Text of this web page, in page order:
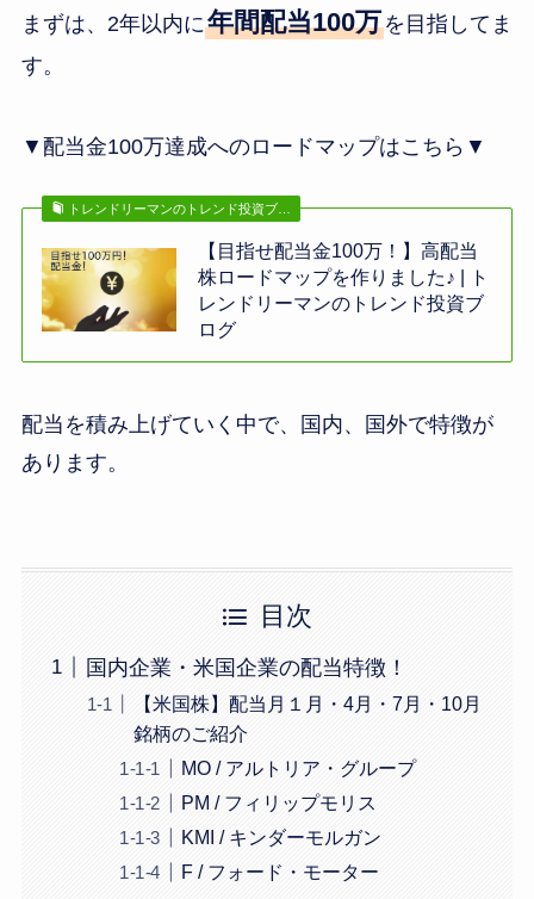
まずは、2年以内に年間配当100万を目指してま
す。
▼配当金100万達成へのロードマップはこちら▼
トレンドリーマンのトレンド投資ブ…
【目指せ配当金100万！】高配当
株ロードマップを作りました♪ | ト
レンドリーマンのトレンド投資ブ
ログ
配当を積み上げていく中で、国内、国外で特徴が
あります。
目次
国内企業・米国企業の配当特徴！
【米国株】配当月１月・4月・7月・10月
銘柄のご紹介
MO / アルトリア・グループ
PM / フィリップモリス
KMI / キンダーモルガン
F / フォード・モーター